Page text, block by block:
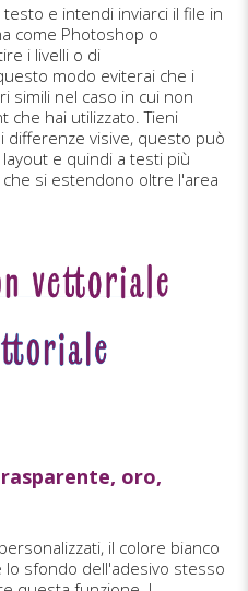
e intendi inviarci il file in
come Photoshop o
i livelli o di
questo modo eviterai che i
simili nel caso in cui non
che hai utilizzato. Tieni
differenze visive, questo può
e quindi a testi più
si estendono oltre l'area
oro,
il colore bianco
sfondo dell'adesivo stesso